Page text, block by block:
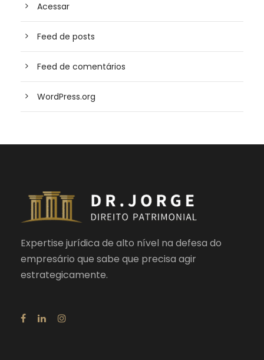
Acessar
Feed de posts
Feed de comentários
WordPress.org
Expertise jurídica de alto nível na defesa do
empresário que sabe que precisa agir
estrategicamente.